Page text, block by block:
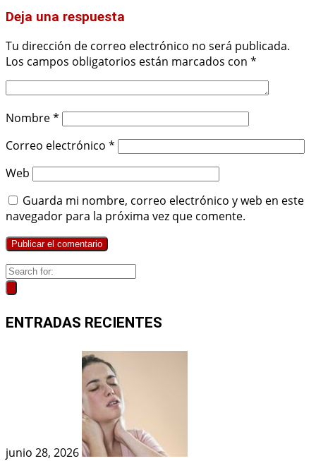
Deja una respuesta
Tu dirección de correo electrónico no será publicada.
Los campos obligatorios están marcados con *
Nombre*
Correo electrónico *
Web
Guarda mi nombre, correo electrónico y web en este
navegador para la próxima vez que comente.
ENTRADAS RECIENTES
junio 28, 2026